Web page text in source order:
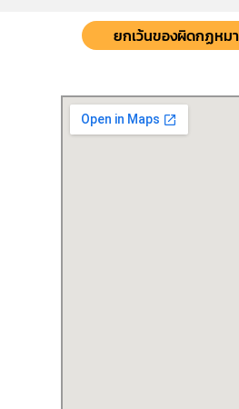
ยกเว้นของผิดกฏหม